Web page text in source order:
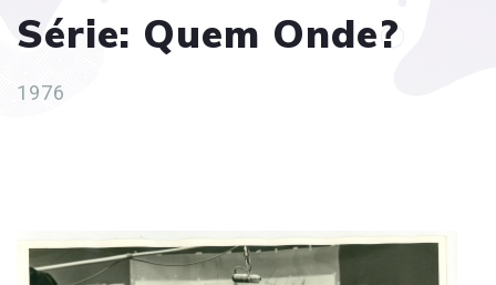
Série: Quem Onde?
1976